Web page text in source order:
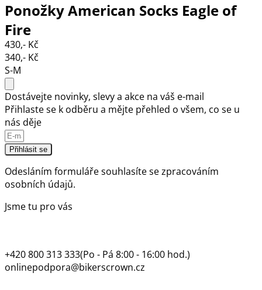
Ponožky American Socks Eagle of
Fire
430,- Kč
340,- Kč
S-M
Dostávejte novinky, slevy a akce na váš e-mail
Přihlaste se k odběru a mějte přehled o všem, co se u
nás děje
Přihlásit se
Odesláním formuláře souhlasíte sezpracováním
osobních údajů.
Jsme tu pro vás
+420 800 313 333(Po - Pá 8:00 - 16:00 hod.)
onlinepodpora@bikerscrown.cz